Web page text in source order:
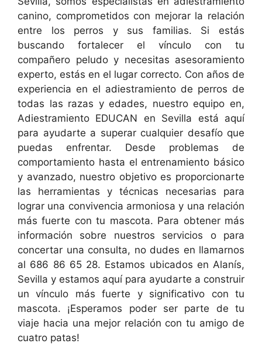
canino, comprometidos con mejorar la relación
entre los perros y sus familias. Si estás
buscando fortalecer el vínculo con tu
compañero peludo y necesitas asesoramiento
experto, estás en el lugar correcto. Con años de
experiencia en el adiestramiento de perros de
todas las razas y edades, nuestro equipo en,
Adiestramiento EDUCAN en Sevilla está aquí
para ayudarte a superar cualquier desafío que
puedas enfrentar. Desde problemas de
comportamiento hasta el entrenamiento básico
y avanzado, nuestro objetivo es proporcionarte
las herramientas y técnicas necesarias para
lograr una convivencia armoniosa y una relación
más fuerte con tu mascota. Para obtener más
información sobre nuestros servicios o para
concertar una consulta, no dudes en llamarnos
al 686 86 65 28. Estamos ubicados en Alanís,
Sevilla y estamos aquí para ayudarte a construir
un vínculo más fuerte y significativo con tu
mascota. ¡Esperamos poder ser parte de tu
viaje hacia una mejor relación con tu amigo de
cuatro patas!